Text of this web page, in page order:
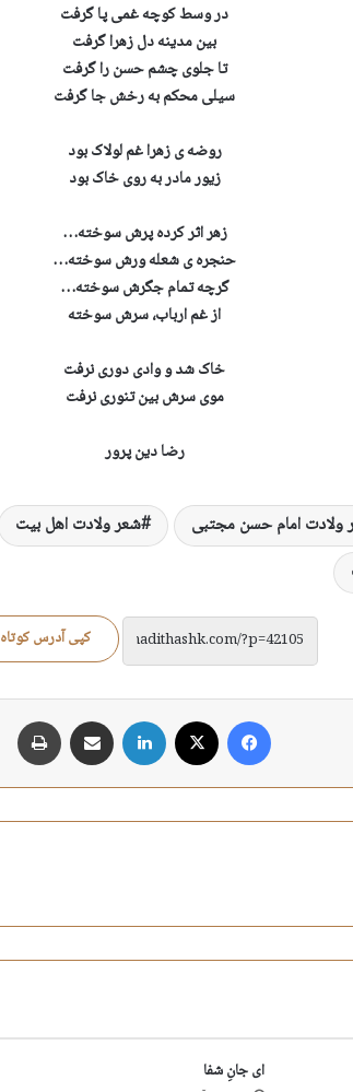
در وسط کوچه غمی پا گرفت
بین مدینه دل زهرا گرفت
تا جلوی چشم حسن را گرفت
سیلی محکم به رخش جا گرفت
روضه ی زهرا غم لولاک بود
زیور مادر به روی خاک بود
زهر اثر کرده پرش سوخته…
حنجره ی شعله ورش سوخته…
گرچه تمام جگرش سوخته…
از غم ارباب، سرش سوخته
خاک شد و وادی دوری نرفت
موی سرش بین تنوری نرفت
رضا دین پرور
ولادت امام حسن مجتبی شعر ولادت اهل بیت
کپی آدرس کوتاه
فیس بوک لینکدین اشتراک گذاری از طریق ایمیل
ای جانِ شفا